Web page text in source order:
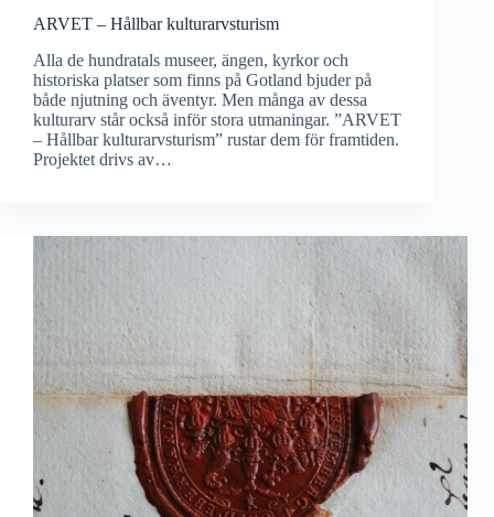
ARVET – Hållbar kulturarvsturism
Alla de hundratals museer, ängen, kyrkor och
historiska platser som finns på Gotland bjuder på
både njutning och äventyr. Men många av dessa
kulturarv står också inför stora utmaningar. ”ARVET
– Hållbar kulturarvsturism” rustar dem för framtiden.
Projektet drivs av…